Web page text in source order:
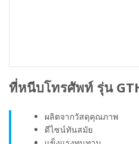
ที่หนีบโทรศัพท์ รุ่น
ผลิตจากวัสดุคุณภาพ
ดีไซน์ทันสมัย